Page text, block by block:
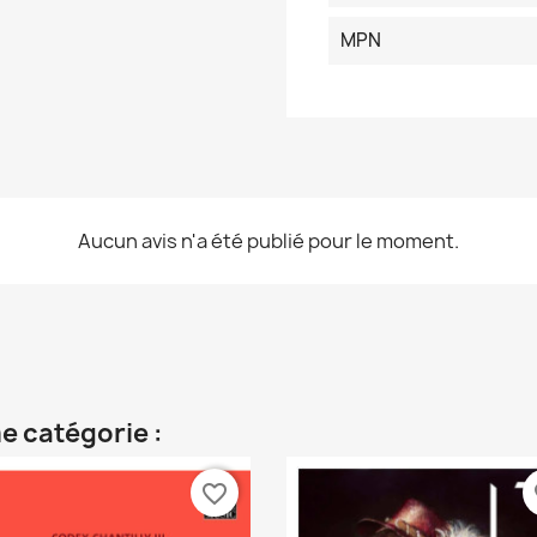
MPN
Aucun avis n'a été publié pour le moment.
catégorie :
favorite_border